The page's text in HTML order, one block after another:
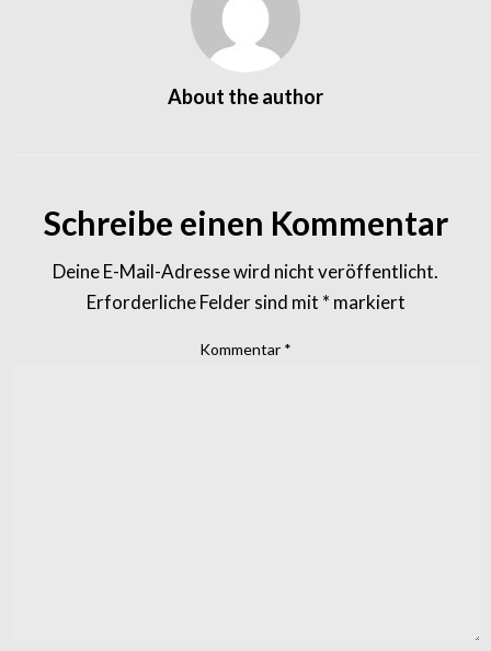
About the author
Schreibe einen Kommentar
Deine E-Mail-Adresse wird nicht veröffentlicht.
Erforderliche Felder sind mit * markiert
Kommentar *